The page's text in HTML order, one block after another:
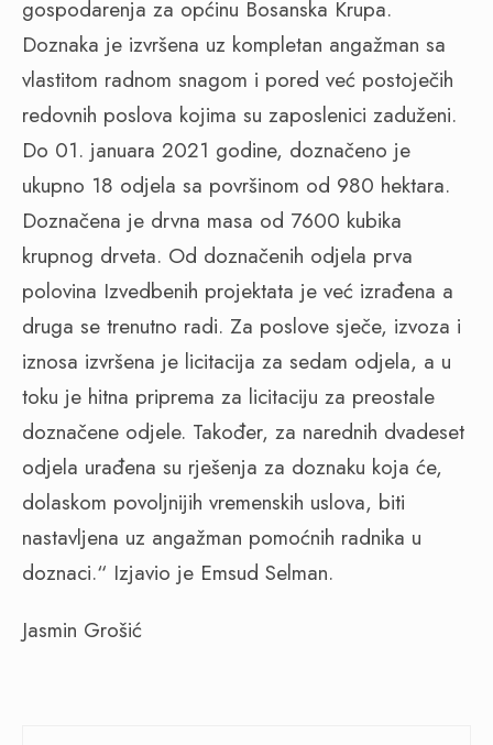
gospodarenja za općinu Bosanska Krupa.
Doznaka je izvršena uz kompletan angažman sa
vlastitom radnom snagom i pored već postoječih
redovnih poslova kojima su zaposlenici zaduženi.
Do 01. januara 2021 godine, doznačeno je
ukupno 18 odjela sa površinom od 980 hektara.
Doznačena je drvna masa od 7600 kubika
krupnog drveta. Od doznačenih odjela prva
polovina Izvedbenih projektata je već izrađena a
druga se trenutno radi. Za poslove sječe, izvoza i
iznosa izvršena je licitacija za sedam odjela, a u
toku je hitna priprema za licitaciju za preostale
doznačene odjele. Također, za narednih dvadeset
odjela urađena su rješenja za doznaku koja će,
dolaskom povoljnijih vremenskih uslova, biti
nastavljena uz angažman pomoćnih radnika u
doznaci.“ Izjavio je Emsud Selman.
Jasmin Grošić